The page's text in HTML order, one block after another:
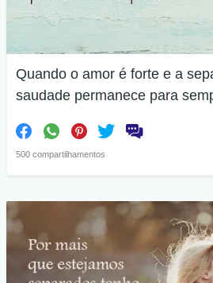
Quando o amor é forte e a
saudade permanece para
500 compartilhamentos